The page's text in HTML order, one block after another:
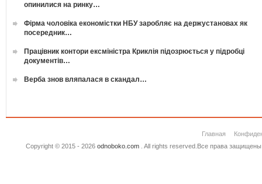
опинилися на ринку…
Фірма чоловіка економістки НБУ заробляє на держустановах як
посередник…
Працівник контори ексміністра Криклія підозрюється у підробці
документів…
Верба знов вляпалася в скандал…
Главная
Copyright © 2015 - 2026 odnoboko.com. All rights reserved.Все права защищены.